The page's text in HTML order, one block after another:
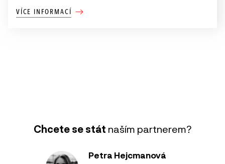
VÍCE INFORMACÍ
Chcete se stát naším partnerem?
Petra Hejcmanová